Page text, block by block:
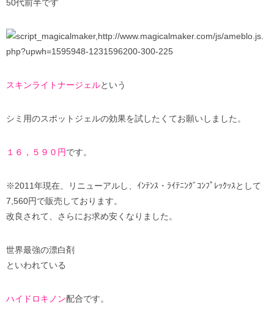
50代前半です
スキンライトナージェルという
シミ用のスポットジェルの効果を試したくてお願いしました。
１６，５９０円です。
※2011年現在、リニューアルし、ｲﾝﾃﾝｽ・ﾗｲﾃﾆﾝｸﾞｺﾝﾌﾟﾚｯｸｯｽとして
7,560円で販売しております。
改良されて、さらにお求め安くなりました。
世界最強の漂白剤
といわれている
ハイドロキノン配合です。